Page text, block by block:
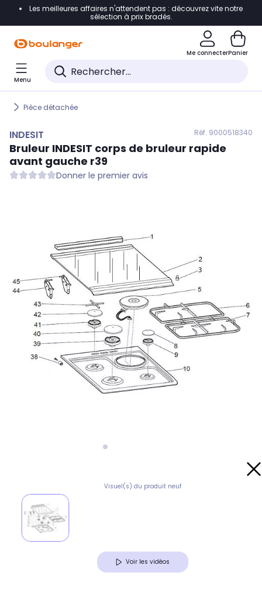
Accéder directement à la navigation
Accéder directement au pied de page
Accéder directement au chatbot
Les meilleures affaires n'attendent pas : découvrez vite notre
sélection à prix bradés.
Me connecterPanier
Menu
Pièce détachée
INDESIT Réf. 9000518340
Bruleur INDESIT corps de bruleur rapide
avant gauche r39
Donner le premier avis
Visuel(s) du produit neuf
Voir les vidéos